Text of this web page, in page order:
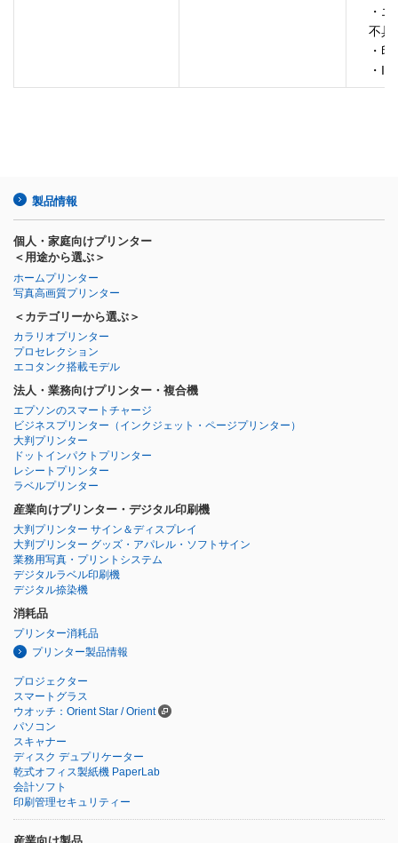
・エ
不具
・印
・
製品情報
個人・家庭向けプリンター
＜用途から選ぶ＞
ホームプリンター
写真高画質プリンター
＜カテゴリーから選ぶ＞
カラリオプリンター
プロセレクション
エコタンク搭載モデル
法人・業務向けプリンター・複合機
エプソンのスマートチャージ
ビジネスプリンター （インクジェット・ページプリンター）
大判プリンター
ドットインパクトプリンター
レシートプリンター
ラベルプリンター
産業向けプリンター・デジタル印刷機
大判プリンター サイン＆ディスプレイ
大判プリンター グッズ・アパレル・ソフトサイン
業務用写真・プリントシステム
デジタルラベル印刷機
デジタル捺染機
消耗品
プリンター消耗品
プリンター製品情報
プロジェクター
スマートグラス
ウオッチ：Orient Star / Orient
パソコン
スキャナー
ディスク デュプリケーター
乾式オフィス製紙機 PaperLab
会計ソフト
印刷管理セキュリティー